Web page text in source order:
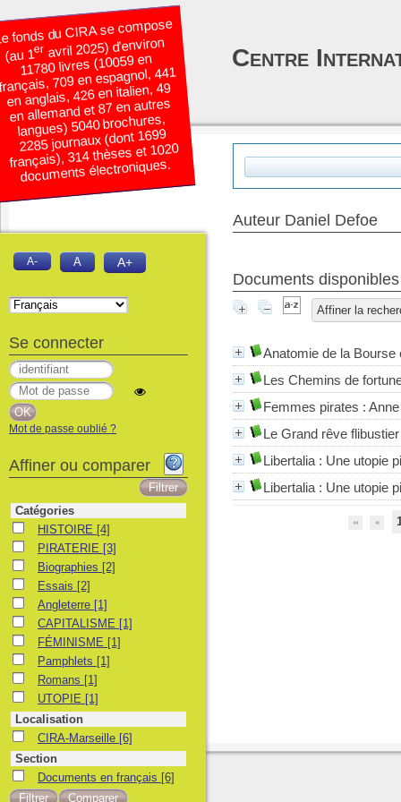
Auteur Daniel Defoe
Documents
Affiner la
Anatomie de la
Les Chemins de
Femmes pirates :
Le Grand rêve
Libertalia : Une utopie
Libertalia : Une utopie
fonds du CIRA se compose
(au 1eravril 2025) d’environ
11780 livres (10059 en
709 en espagnol, 441
en anglais, 426 en italien, 49
en allemand et 87 en autres
langues) 5040 brochures,
2285 journaux (dont 1699
français), 314 thèses et 1020
documents électroniques.
Centre
A- A A+
Se connecter
Mot de passe oublié ?
Affiner ou comparer
Catégories
HISTOIRE
HISTOIRE [4]
PIRATERIE
PIRATERIE [3]
Biographies
Biographies [2]
EssaisEssais [2]
AngleterreAngleterre [1]
CAPITALISME
CAPITALISME [1]
FÉMINISME
FÉMINISME [1]
Pamphlets
Pamphlets [1]
RomansRomans [1]
UTOPIEUTOPIE [1]
Localisation
CIRA-Marseille
CIRA-Marseille [6]
Section
Documents en français
Documents en français [6]